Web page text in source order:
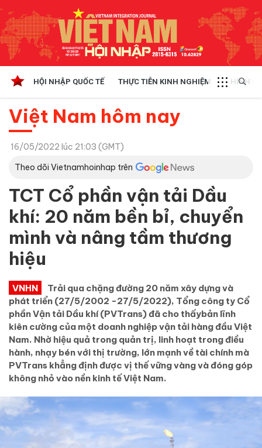
HỘI NHẬP QUỐC TẾ THỰC TIỄN KINH NGHIỆM CHÍNH
Việt Nam hôm nay
16/05/2022 lúc 21:03 (GMT)
Theo dõi Vietnamhoinhap trên
TCT Cổ phần vận tải Dầu
khí: 20 năm bền bỉ, chuyển
mình và nâng tầm thương
hiệu
VNHN
Trải qua chặng đường 20 năm xây dựng và
phát triển (27/5/2002 -27/5/2022), Tổng công ty Cổ
phần Vận tải Dầu khí (PVTrans) đã cho thấybản lĩnh
kiên cường của một doanh nghiệp vận tải hàng đầu Việt
Nam. Nhờ hiệu quả trong quản trị, linh hoạt trong điều
hành, nhạy bén với thị trường, lớn mạnh về tài chính mà
PVTrans khẳng định được vị thế vững vàng và đóng góp
không nhỏ vào nền kinh tế Việt Nam.